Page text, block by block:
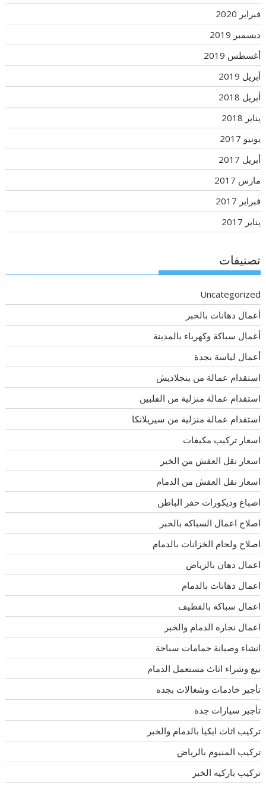
فبراير 2020
ديسمبر 2019
أغسطس 2019
أبريل 2019
أبريل 2018
يناير 2018
يونيو 2017
أبريل 2017
مارس 2017
فبراير 2017
يناير 2017
تصنيفات
Uncategorized
أعمال دهانات بالخبر
أعمال سباكة وكهرباء بالمدينة
أعمال لياسة بجدة
استقدام عمالة من بنجلاديش
استقدام عمالة منزلية من الفلبين
استقدام عمالة منزلية من سيريلانكا
اسعار تركيب مكيفات
اسعار نقل العفش من الخبر
اسعار نقل العفش من الدمام
اصباغ وديكورات حفر الباطن
اصلاح اعمال السباكه بالخبر
اصلاح ولحام الخزانات بالدمام
اعمال دهان بالرياض
اعمال دهانات بالدمام
اعمال سباكة بالقطيف
اعمال نجاره الدمام والخبر
انشاء وصيانة حمامات سباحة
بيع وشراء اثاث مستعمل الدمام
تأجير خادمات وشغالات بجده
تأجير سيارات جدة
تركيب اثاث ايكيا بالدمام والخبر
تركيب المنيوم بالرياض
تركيب باركيه الخبر